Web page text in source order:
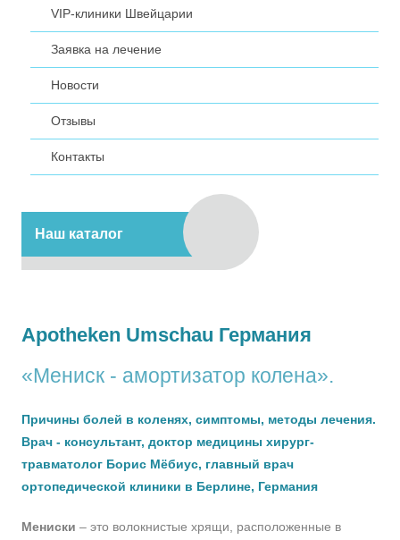
VIP-клиники Швейцарии
Заявка на лечение
Новости
Отзывы
Контакты
Наш каталог
Apotheken Umschau Германия
«Мениск - амортизатор колена».
Причины болей в коленях, симптомы, методы лечения.
Врач - консультант, доктор медицины хирург-
травматолог Борис Мёбиус, главный врач
ортопедической клиники в Берлине, Германия
Мениски – это волокнистые хрящи, расположенные в